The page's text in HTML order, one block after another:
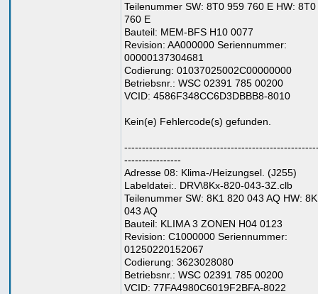
Teilenummer SW: 8T0 959 760 E HW:
760 E
Bauteil: MEM-BFS H10 0077
Revision: AA000000 Seriennummer:
00000137304681
Codierung: 01037025002C00000000
Betriebsnr.: WSC 02391 785 00200
VCID: 4586F348CC6D3DBBB8-8010
Kein(e) Fehlercode(s) gefunden.
----------------
Adresse 08: Klima-/Heizungsel. (J255)
Labeldatei:. DRV\8Kx-820-043-3Z.clb
Teilenummer SW: 8K1 820 043 AQ HW:
043 AQ
Bauteil: KLIMA 3 ZONEN H04 0123
Revision: C1000000 Seriennummer:
01250220152067
Codierung: 3623028080
Betriebsnr.: WSC 02391 785 00200
VCID: 77FA4980C6019F2BFA-8022